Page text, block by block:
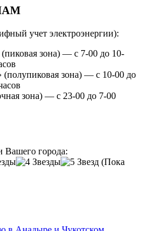
учет электроэнергии):
зона) — с 7-00 до 10-
зона) — с 10-00 до
зона) — с 23-00 до 7-00
Вашего города:
(Пока